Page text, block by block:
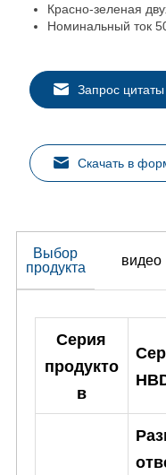
Красно-зеленая
Номинальный ток
Запрос цитаты
Скачать в
Выбор
продукта
видео
Серия
продукто
в